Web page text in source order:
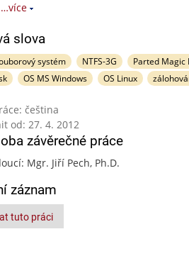
…více
slova
systém NTFS-3G Parted Magic
OS MS Windows OS Linux
čeština
od: 27. 4. 2012
závěrečné práce
Mgr. Jiří Pech, Ph.D.
záznam
tuto práci